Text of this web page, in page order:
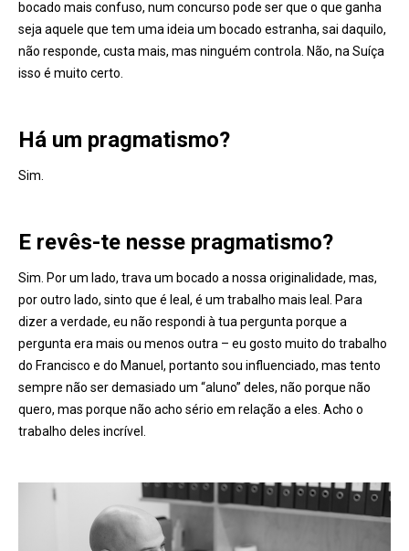
bocado mais confuso, num concurso pode ser que o que ganha
seja aquele que tem uma ideia um bocado estranha, sai daquilo,
não responde, custa mais, mas ninguém controla. Não, na Suíça
isso é muito certo.
Há um pragmatismo?
Sim.
E revês-te nesse pragmatismo?
Sim. Por um lado, trava um bocado a nossa originalidade, mas,
por outro lado, sinto que é leal, é um trabalho mais leal. Para
dizer a verdade, eu não respondi à tua pergunta porque a
pergunta era mais ou menos outra – eu gosto muito do trabalho
do Francisco e do Manuel, portanto sou influenciado, mas tento
sempre não ser demasiado um “aluno” deles, não porque não
quero, mas porque não acho sério em relação a eles. Acho o
trabalho deles incrível.